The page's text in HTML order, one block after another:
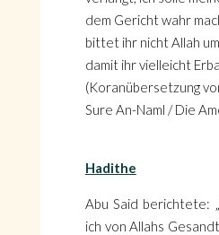
dem Gericht wahr
bittet ihr nicht Allah
damit ihr vielleicht
(Koranübersetzung
Sure An-Naml / Die
Hadithe
Abu Said berichtete:
ich von Allahs